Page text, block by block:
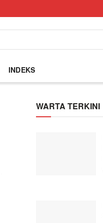
INDEKS
WARTA TERKINI